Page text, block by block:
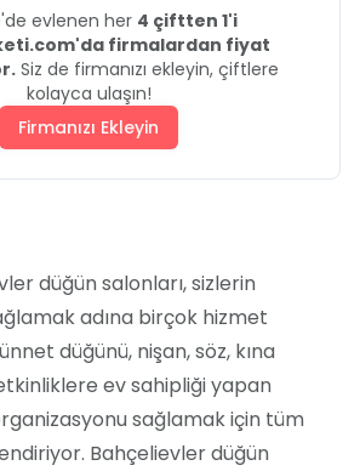
evlenen her 4 çiftten 1'i
firmalardan fiyat
Siz de firmanızı ekleyin, çiftlere
kolayca ulaşın!
Firmanızı Ekleyin
düğün salonları, sizlerin
adına birçok hizmet
düğünü, nişan, söz, kına
ev sahipliği yapan
sağlamak için tüm
Bahçelievler düğün